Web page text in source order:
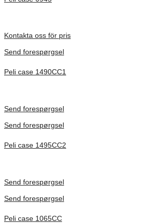
Kontakta oss för pris
Send forespørgsel
Peli case 1490CC1
Send forespørgsel
Send forespørgsel
Peli case 1495CC2
Send forespørgsel
Send forespørgsel
Peli case 1065CC